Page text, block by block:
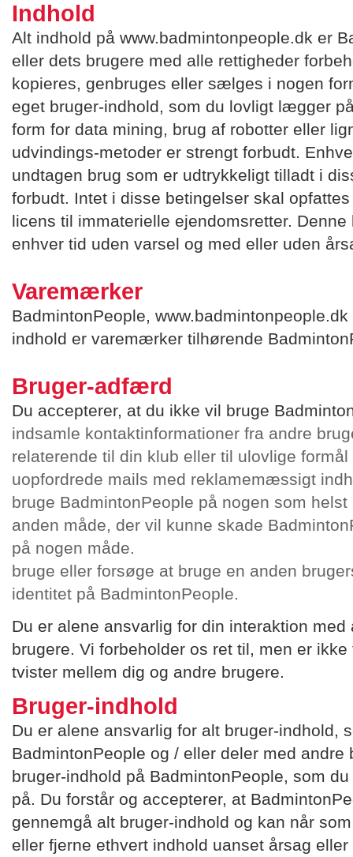
Indhold
Alt indhold på www.badmintonpeople.dk er
eller dets brugere med alle rettigheder
kopieres, genbruges eller sælges i nogen
eget bruger-indhold, som du lovligt lægger
form for data mining, brug af robotter eller
udvindings-metoder er strengt forbudt.
undtagen brug som er udtrykkeligt tilladt i
forbudt. Intet i disse betingelser skal
licens til immaterielle ejendomsretter.
enhver tid uden varsel og med eller uden
Varemærker
BadmintonPeople,
indhold er varemærker tilhørende
Bruger-adfærd
Du accepterer, at du ikke vil bruge
indsamle kontaktinformationer fra andre
relaterende til din klub eller til ulovlige
uopfordrede mails med reklamemæssigt
bruge BadmintonPeople på nogen som
anden måde, der vil kunne skade
på nogen måde.
bruge eller forsøge at bruge en anden
identitet på BadmintonPeople.
Du er alene ansvarlig for din interaktion
brugere. Vi forbeholder os ret til, men er
tvister mellem dig og andre brugere.
Bruger-indhold
Du er alene ansvarlig for alt bruger-indhold,
BadmintonPeople og / eller deler med
bruger-indhold på BadmintonPeople, som
på. Du forstår og accepterer, at
gennemgå alt bruger-indhold og kan når
eller fjerne ethvert indhold uanset årsag